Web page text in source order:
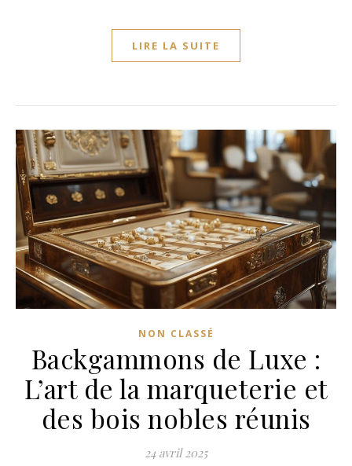
LIRE LA SUITE
NON CLASSÉ
Backgammons de Luxe :
L’art de la marqueterie et
des bois nobles réunis
24 avril 2025